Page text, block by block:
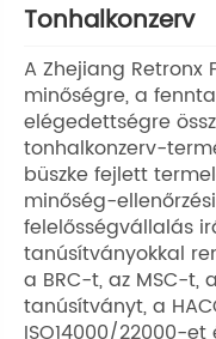
Tonhalkonzerv
A Zhejiang Retronx
minőségre, a
elégedettségre
tonhalkonzerv-
büszke fejlett
minőség-
felelősségvállalás
tanúsítványokkal
a BRC-t, az MSC-t,
tanúsítványt, a
ISO14000/22000-